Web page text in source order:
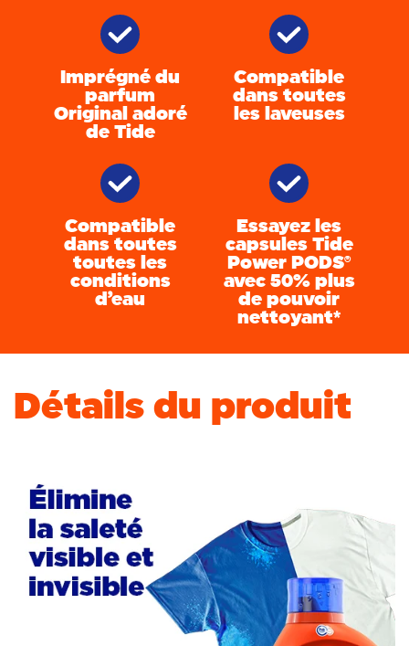
Imprégné du
parfum
Original adoré
de Tide
Compatible
dans toutes
les laveuses
Compatible
dans toutes
toutes les
conditions
d’eau
Essayez les
capsules Tide
Power PODS®
avec 50% plus
de pouvoir
nettoyant*
Détails du produit